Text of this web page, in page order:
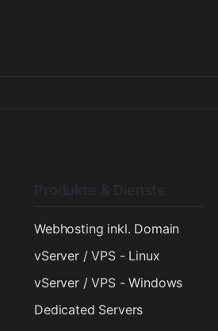
Produkte & Dienste
Webhosting inkl. Domain
vServer / VPS - Linux
vServer / VPS - Windows
Dedicated Servers